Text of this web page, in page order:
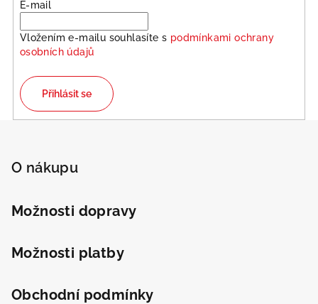
E-mail
Vložením e-mailu souhlasíte s podmínkami ochrany
osobních údajů
Přihlásit se
O nákupu
Možnosti dopravy
Možnosti platby
Obchodní podmínky